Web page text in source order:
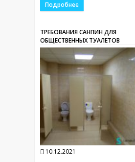
Подробнее
ТРЕБОВАНИЯ САНПИН ДЛЯ
ОБЩЕСТВЕННЫХ ТУАЛЕТОВ
10.12.2021